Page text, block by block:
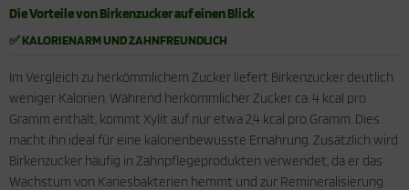
Die Vorteile von Birkenzucker auf einen Blick
✅ KALORIENARM UND ZAHNFREUNDLICH
Im Vergleich zu herkömmlichem Zucker liefert Birkenzucker deutlich
weniger Kalorien. Während herkömmlicher Zucker ca. 4 kcal pro
Gramm enthält, kommt Xylit auf nur etwa 2,4 kcal pro Gramm. Dies
macht ihn ideal für eine kalorienbewusste Ernährung. Zusätzlich wird
Birkenzucker häufig in Zahnpflegeprodukten verwendet, da er das
Wachstum von Kariesbakterien hemmt und zur Remineralisierung